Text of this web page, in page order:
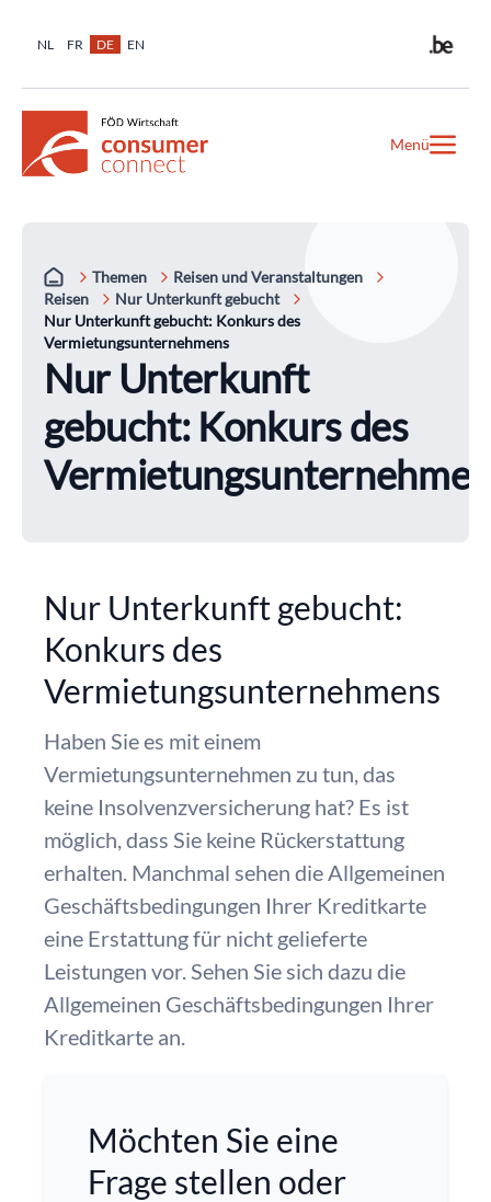
NL FR DE EN
Menü
Themen
Reisen und Veranstaltungen
Reisen
Nur Unterkunft gebucht
Nur Unterkunft gebucht: Konkurs des
Vermietungsunternehmens
Nur Unterkunft
gebucht: Konkurs des
Nur Unterkunft gebucht:
Konkurs des
Vermietungsunternehmens
Haben Sie es mit einem
Vermietungsunternehmen zu tun, das
keine Insolvenzversicherung hat? Es ist
möglich, dass Sie keine Rückerstattung
erhalten. Manchmal sehen die Allgemeinen
Geschäftsbedingungen Ihrer Kreditkarte
eine Erstattung für nicht gelieferte
Leistungen vor. Sehen Sie sich dazu die
Allgemeinen Geschäftsbedingungen Ihrer
Kreditkarte an.
Möchten Sie eine
Frage stellen oder